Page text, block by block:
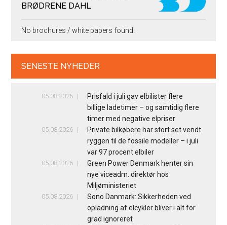
BRØDRENE DAHL
No brochures / white papers found.
SENESTE NYHEDER
05.08.2026
Prisfald i juli gav elbilister flere
billige ladetimer – og samtidig flere
timer med negative elpriser
05.08.2026
Private bilkøbere har stort set vendt
ryggen til de fossile modeller – i juli
var 97 procent elbiler
05.08.2026
Green Power Denmark henter sin
nye viceadm. direktør hos
Miljøministeriet
05.08.2026
Sono Danmark: Sikkerheden ved
opladning af elcykler bliver i alt for
grad ignoreret